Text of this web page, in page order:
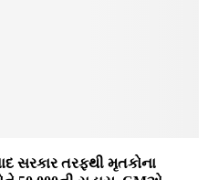
સરકાર તરફથી મૃતકોના